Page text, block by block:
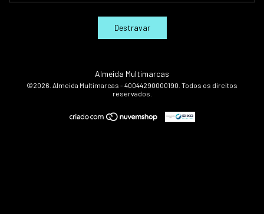
Destravar
Almeida Multimarcas
©2026. Almeida Multimarcas - 40044290000190. Todos os direitos
reservados.